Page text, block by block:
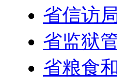
省信访
省监狱
省粮食